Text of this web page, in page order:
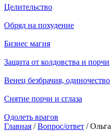
Целительство
Обряд на похудение
Бизнес магия
Защита от колдовства и порчи
Венец безбрачия, одиночество
Снятие порчи и сглаза
Одолеть врагов
Главная /Вопрос/ответ / Ольга